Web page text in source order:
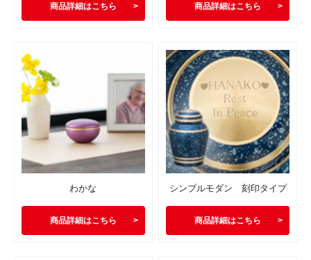
商品詳細はこちら 商品詳細はこちら
わかな
商品詳細はこちら
シンプルモダン 刻印タイプ
商品詳細はこちら